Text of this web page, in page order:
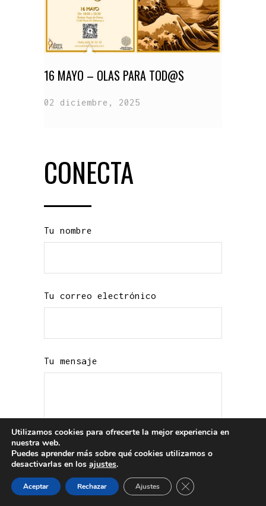
16 MAYO – OLAS PARA TOD@S
02 diciembre, 2025
CONECTA
Tu nombre
Tu correo electrónico
Tu mensaje
He leído y acepto la
Utilizamos cookies para ofrecerte la mejor experiencia en
nuestra web.
Puedes aprender más sobre qué cookies utilizamos o
desactivarlas en los ajustes.
Aceptar Rechazar Ajustes Cerrar el banner de